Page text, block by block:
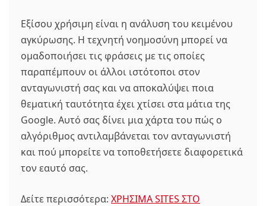
Εξίσου χρήσιμη είναι η ανάλυση του κειμένου
αγκύρωσης. Η τεχνητή νοημοσύνη μπορεί να
ομαδοποιήσει τις φράσεις με τις οποίες
παραπέμπουν οι άλλοι ιστότοποι στον
ανταγωνιστή σας και να αποκαλύψει ποια
θεματική ταυτότητα έχει χτίσει στα μάτια της
Google. Αυτό σας δίνει μια χάρτα του πώς ο
αλγόριθμος αντιλαμβάνεται τον ανταγωνιστή
και πού μπορείτε να τοποθετήσετε διαφορετικά
τον εαυτό σας.
Δείτε περισσότερα: ΧΡΗΣΙΜΑ SITES ΣΤΟ